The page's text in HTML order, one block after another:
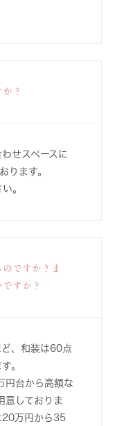
？
せスペースに
ります。
。
ですか？ま
すか？
、和装は60点
。
円台から高額な
意しておりま
20万円から35